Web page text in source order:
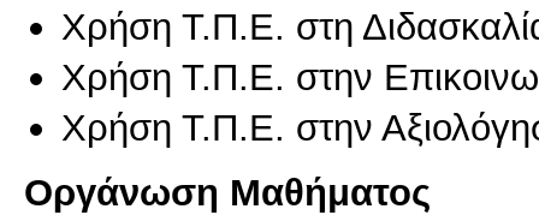
Χρήση Τ.Π.Ε. στη
Χρήση Τ.Π.Ε. στην
Χρήση Τ.Π.Ε. στην
Οργάνωση Μαθήματος